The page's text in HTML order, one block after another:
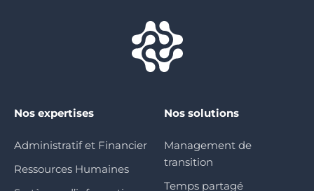
Nos expertises
Administratif et Financier
Ressources Humaines
Nos solutions
Management de
transition
Temps partagé